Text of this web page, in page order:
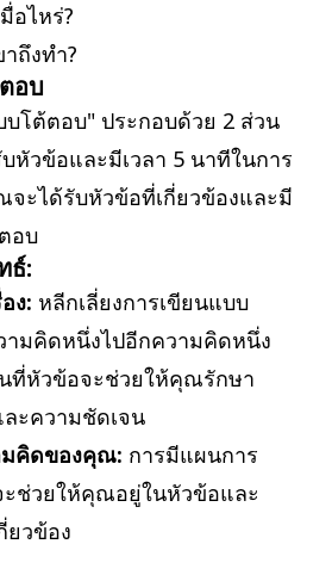
อไหร่?
ถึงทำ?
อบ
โต้ตอบ" ประกอบด้วย 2 ส่วน
วข้อและมีเวลา 5 นาทีในการ
ะได้รับหัวข้อที่เกี่ยวข้องและมี
อบ
ธ์:
ง: หลีกเลี่ยงการเขียนแบบ
ามคิดหนึ่งไปอีกความคิดหนึ่ง
ที่หัวข้อจะช่วยให้คุณรักษา
ะความชัดเจน
มคิดของคุณ: การมีแผนการ
ะช่วยให้คุณอยู่ในหัวข้อและ
ยวข้อง